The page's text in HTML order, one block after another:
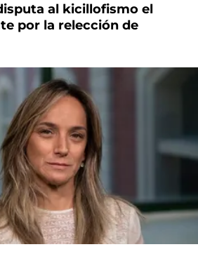
al kicillofismo el
por la relección de